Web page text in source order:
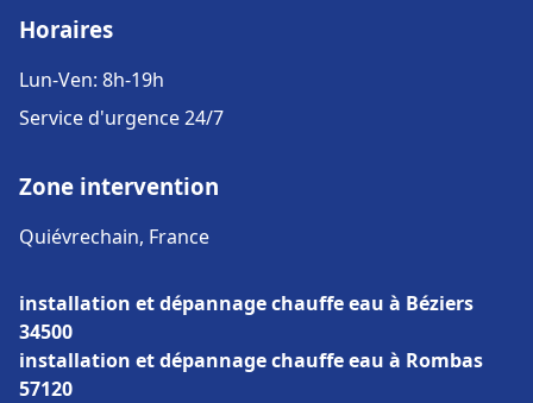
Horaires
Lun-Ven: 8h-19h
Service d'urgence 24/7
Zone intervention
Quiévrechain, France
installation et dépannage chauffe eau à Béziers
34500
installation et dépannage chauffe eau à Rombas
57120